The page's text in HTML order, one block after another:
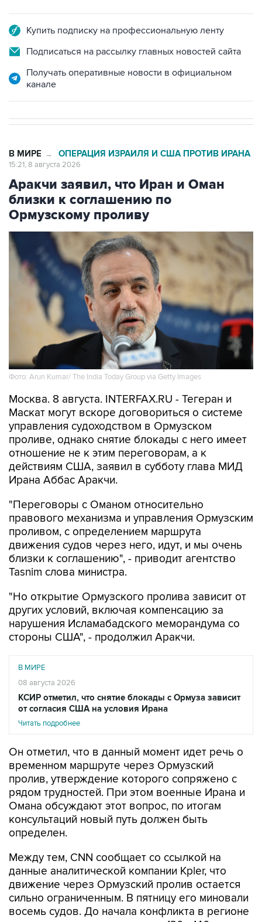
Купить подписку на профессиональную ленту
Подписаться на рассылку главных новостей сайта
Получать оперативные новости в официальном
канале
В МИРЕ → ОПЕРАЦИЯ ИЗРАИЛЯ И США ПРОТИВ ИРАНА
15:21, 8 августа 2026
Аракчи заявил, что Иран и Оман
близки к соглашению по
Ормузскому проливу
Фото: Arun Kumar/ The India Today Group via Getty Images
Москва. 8 августа. INTERFAX.RU - Тегеран и
Маскат могут вскоре договориться о системе
управления судоходством в Ормузском
проливе, однако снятие блокады с него имеет
отношение не к этим переговорам, а к
действиям США, заявил в субботу глава МИД
Ирана Аббас Аракчи.
"Переговоры с Оманом относительно
правового механизма и управления Ормузским
проливом, с определением маршрута
движения судов через него, идут, и мы очень
близки к соглашению", - приводит агентство
Tasnim слова министра.
"Но открытие Ормузского пролива зависит от
других условий, включая компенсацию за
нарушения Исламабадского меморандума со
стороны США", - продолжил Аракчи.
В МИРЕ
08 августа 2026
КСИР отметил, что снятие блокады с Ормуза зависит
от согласия США на условия Ирана
Читать подробнее
Он отметил, что в данный момент идет речь о
временном маршруте через Ормузский
пролив, утверждение которого сопряжено с
рядом трудностей. При этом военные Ирана и
Омана обсуждают этот вопрос, по итогам
консультаций новый путь должен быть
определен.
Между тем, CNN сообщает со ссылкой на
данные аналитической компании Kpler, что
движение через Ормузский пролив остается
сильно ограниченным. В пятницу его миновали
восемь судов. До начала конфликта в регионе